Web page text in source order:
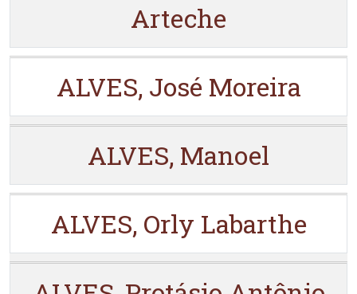
Arteche
ALVES, José Moreira
ALVES, Manoel
ALVES, Orly Labarthe